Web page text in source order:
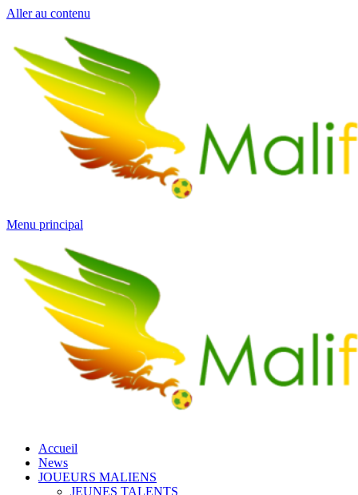
Aller au contenu
Menu principal
Accueil
News
JOUEURS MALIENS
JEUNES TALENTS